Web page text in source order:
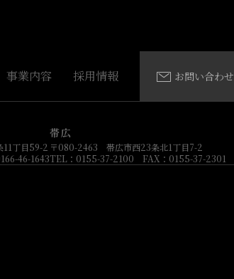
事業内容 採用情報 お問い合わせ
丁目59-2
46-1643
帯広
〒080-2463 帯広市西23条北1丁目7-2
TEL：0155-37-2100 FAX：0155-37-2301